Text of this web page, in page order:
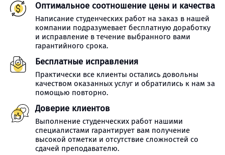
Оптимальное соотношение цены и качества
Написание студенческих работ на заказ в нашей
компании подразумевает бесплатную доработку
и исправление в течение выбранного вами
гарантийного срока.
Бесплатные исправления
Практически все клиенты остались довольны
качеством оказанных услуг и обратились к нам за
помощью повторно.
Доверие клиентов
Выполнение студенческих работ нашими
специалистами гарантирует вам получение
высокой отметки и отсутствие сложностей со
сдачей преподавателю.